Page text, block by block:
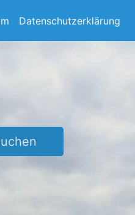
Datenschutzerklärung